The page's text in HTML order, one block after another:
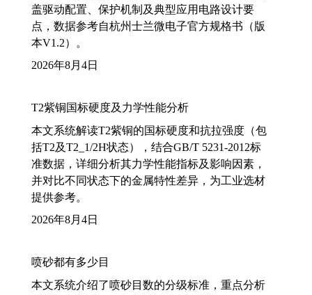
盖驱动配置、保护机制及典型应用电路设计要
点，数据参考自杭州士兰微电子官方规格书（版
本V1.2）。
2026年8月4日
T2紫铜国标硬度及力学性能分析
本文系统解读T2紫铜的国标硬度和抗拉强度（包
括T2及T2_1/2H状态），结合GB/T 5231-2012标
准数据，详细分析其力学性能指标及影响因素，
并对比不同状态下的金属特性差异，为工业选材
提供参考。
2026年8月4日
喷砂都有多少目
本文系统介绍了喷砂目数的分级标准，重点分析